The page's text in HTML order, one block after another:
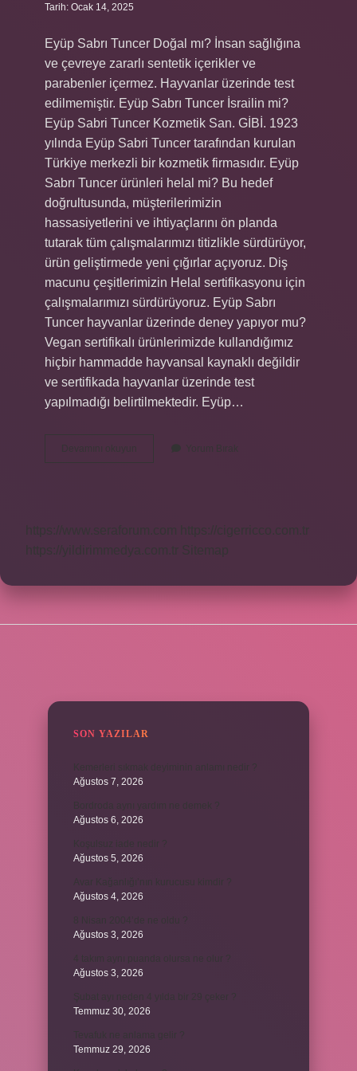
Tarih: Ocak 14, 2025
Eyüp Sabrı Tuncer Doğal mı? İnsan sağlığına
ve çevreye zararlı sentetik içerikler ve
parabenler içermez. Hayvanlar üzerinde test
edilmemiştir. Eyüp Sabrı Tuncer İsrailin mi?
Eyüp Sabri Tuncer Kozmetik San. GİBİ. 1923
yılında Eyüp Sabri Tuncer tarafından kurulan
Türkiye merkezli bir kozmetik firmasıdır. Eyüp
Sabrı Tuncer ürünleri helal mi? Bu hedef
doğrultusunda, müşterilerimizin
hassasiyetlerini ve ihtiyaçlarını ön planda
tutarak tüm çalışmalarımızı titizlikle sürdürüyor,
ürün geliştirmede yeni çığırlar açıyoruz. Diş
macunu çeşitlerimizin Helal sertifikasyonu için
çalışmalarımızı sürdürüyoruz. Eyüp Sabrı
Tuncer hayvanlar üzerinde deney yapıyor mu?
Vegan sertifikalı ürünlerimizde kullandığımız
hiçbir hammadde hayvansal kaynaklı değildir
ve sertifikada hayvanlar üzerinde test
yapılmadığı belirtilmektedir. Eyüp…
Devamını okuyun
Sabri
Yorum Bırak
https://www.seraforum.com
https://cigerricco.com.tr
https://yildirimmedya.com.tr
Sitemap
SON YAZILAR
Ağustos 7, 2026
Ağustos 6, 2026
Ağustos 5, 2026
Ağustos 4, 2026
Ağustos 3, 2026
Ağustos 3, 2026
Temmuz 30, 2026
Temmuz 29, 2026